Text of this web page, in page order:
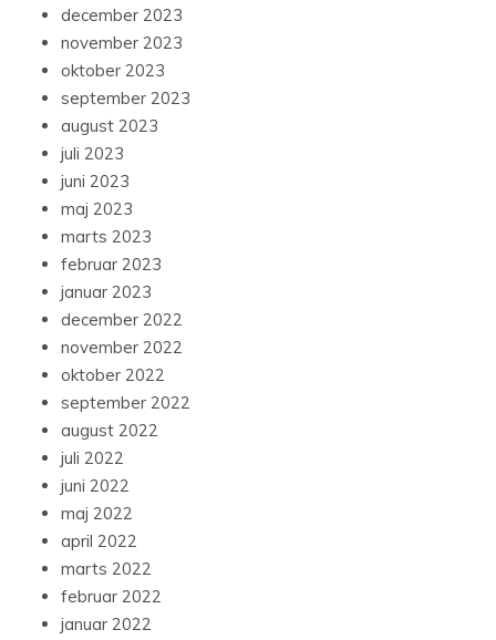
december 2023
november 2023
oktober 2023
september 2023
august 2023
juli 2023
juni 2023
maj 2023
marts 2023
februar 2023
januar 2023
december 2022
november 2022
oktober 2022
september 2022
august 2022
juli 2022
juni 2022
maj 2022
april 2022
marts 2022
februar 2022
januar 2022